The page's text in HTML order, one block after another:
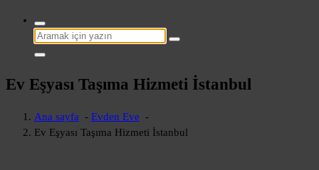
Şunu
ara:
Ev Eşyası Taşıma Hizmeti İstanbul
Ana sayfa - Evden Eve -
Ev Eşyası Taşıma Hizmeti İstanbul